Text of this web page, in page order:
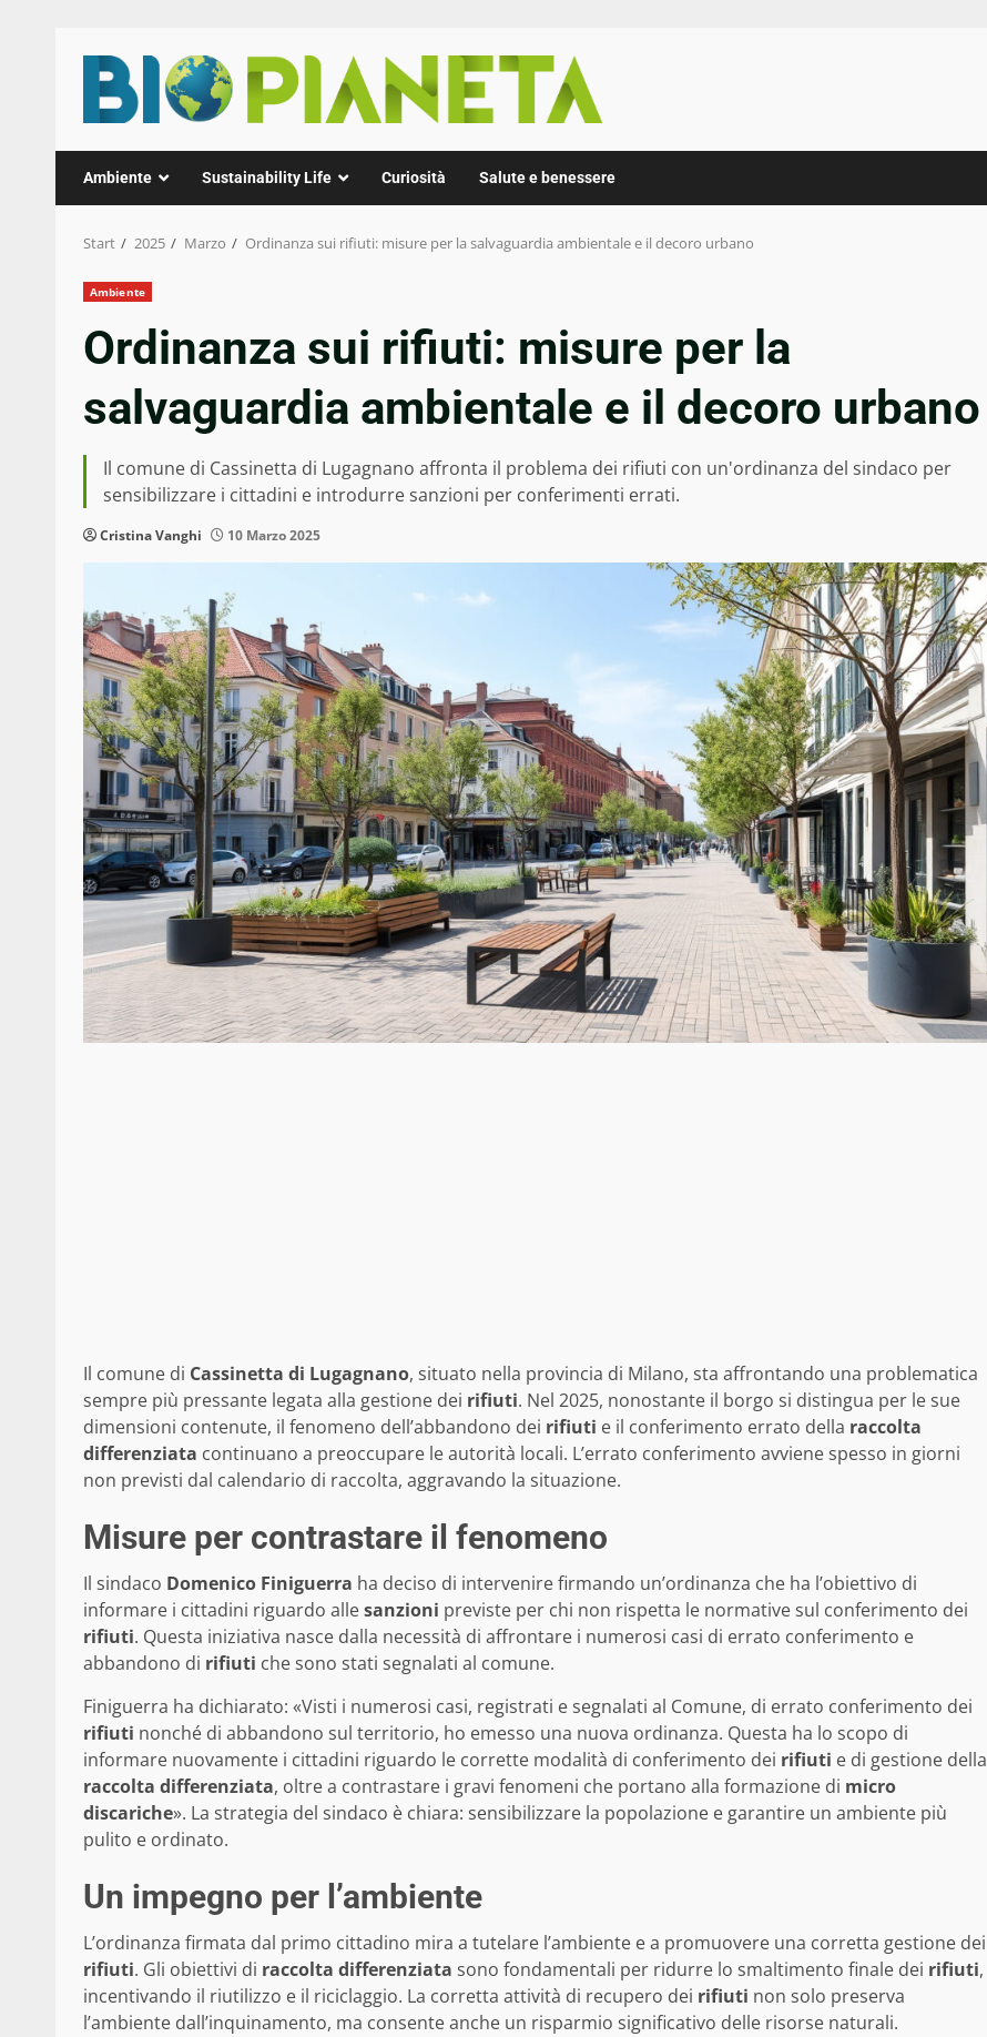
Inhalt
springen
Ambiente Sustainability Life Curiosità Salute e benessere
Start 2025 Marzo Ordinanza sui rifiuti: misure per la salvaguardia ambientale e il decoro urbano
Ambiente
Ordinanza sui rifiuti: misure per la
salvaguardia ambientale e il decoro urbano
Il comune di Cassinetta di Lugagnano affronta il problema dei rifiuti con un'ordinanza del sindaco per
sensibilizzare i cittadini e introdurre sanzioni per conferimenti errati.
Cristina Vanghi 10 Marzo 2025
Il comune di Cassinetta di Lugagnano, situato nella provincia di Milano, sta affrontando una problematica
sempre più pressante legata alla gestione dei rifiuti. Nel 2025, nonostante il borgo si distingua per le sue
dimensioni contenute, il fenomeno dell’abbandono dei rifiuti e il conferimento errato della raccolta
differenziata continuano a preoccupare le autorità locali. L’errato conferimento avviene spesso in giorni
non previsti dal calendario di raccolta, aggravando la situazione.
Misure per contrastare il fenomeno
Il sindaco Domenico Finiguerra ha deciso di intervenire firmando un’ordinanza che ha l’obiettivo di
informare i cittadini riguardo allesanzioni previste per chi non rispetta le normative sul conferimento dei
rifiuti. Questa iniziativa nasce dalla necessità di affrontare i numerosi casi di errato conferimento e
abbandono di rifiuti che sono stati segnalati al comune.
Finiguerra ha dichiarato: «Visti i numerosi casi, registrati e segnalati al Comune, di errato conferimento dei
rifiuti nonché di abbandono sul territorio, ho emesso una nuova ordinanza. Questa ha lo scopo di
informare nuovamente i cittadini riguardo le corrette modalità di conferimento dei rifiuti e di gestione della
raccolta differenziata, oltre a contrastare i gravi fenomeni che portano alla formazione di micro
discariche». La strategia del sindaco è chiara: sensibilizzare la popolazione e garantire un ambiente più
pulito e ordinato.
Un impegno per l’ambiente
L’ordinanza firmata dal primo cittadino mira a tutelare l’ambiente e a promuovere una corretta gestione dei
rifiuti. Gli obiettivi di raccolta differenziata sono fondamentali per ridurre lo smaltimento finale dei rifiuti,
incentivando il riutilizzo e il riciclaggio. La corretta attività di recupero dei rifiuti non solo preserva
l’ambiente dall’inquinamento, ma consente anche un risparmio significativo delle risorse naturali.